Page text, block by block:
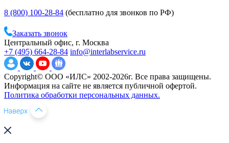
8 (800) 100-28-84 (бесплатно для звонков по РФ)
Заказать звонок
Центральный офис, г. Москва
+7 (495) 664-28-84 info@interlabservice.ru
Copyright© ООО «ИЛС» 2002-2026г. Все права защищены.
Информация на сайте не является публичной офертой.
Политика обработки персональных данных.